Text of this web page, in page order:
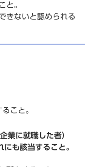
と。
きないと認められる
こと。
業に就職した者）
も該当すること。